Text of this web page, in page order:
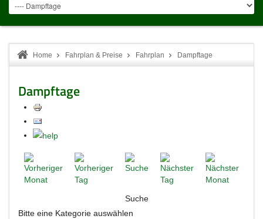
Home Fahrplan & Preise Fahrplan Dampftage
Dampftage
Suche
Bitte eine Kategorie auswählen